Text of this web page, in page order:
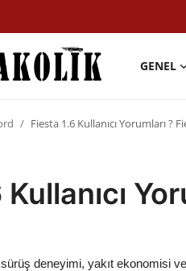
GENEL
Fiesta 1.6 Kullanıcı Yorumları ?
deneyimi, yakıt ekonomisi